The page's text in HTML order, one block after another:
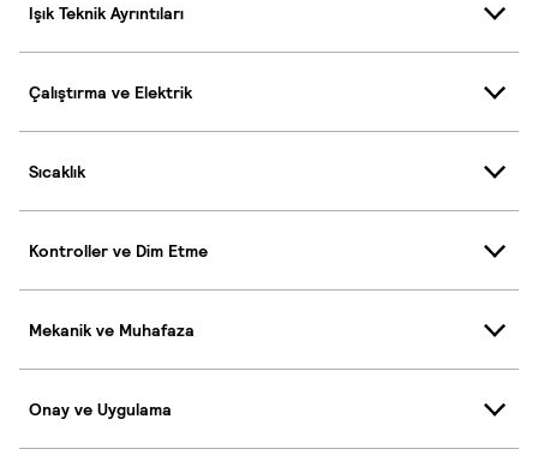
Işık Teknik Ayrıntıları
Çalıştırma ve Elektrik
Sıcaklık
Kontroller ve Dim Etme
Mekanik ve Muhafaza
Onay ve Uygulama